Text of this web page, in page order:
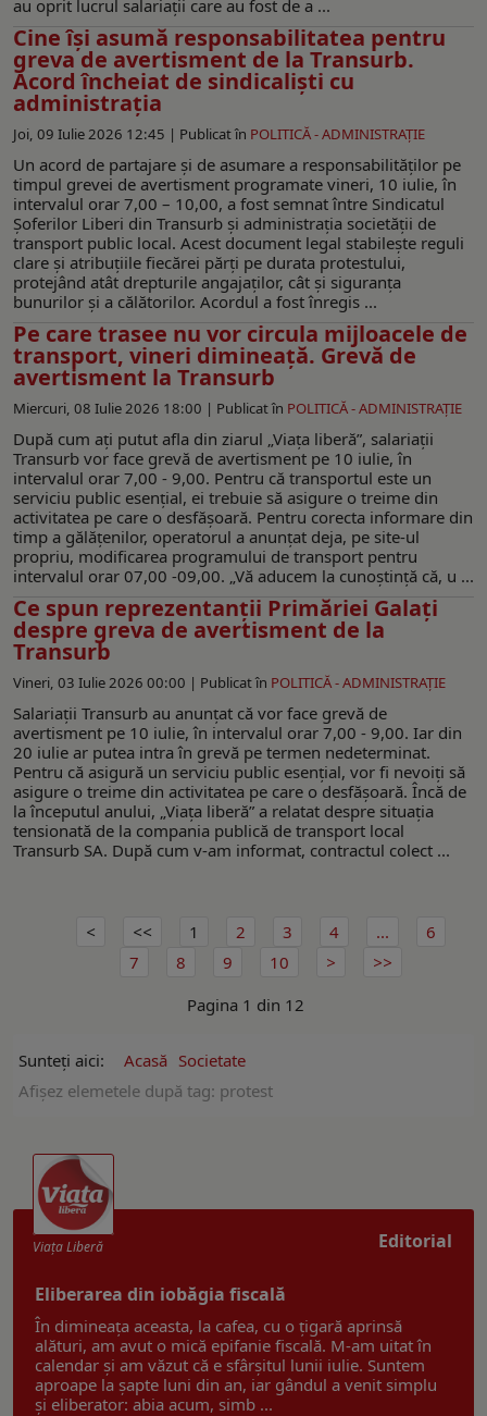
au oprit lucrul salariaţii care au fost de a ...
Cine îşi asumă responsabilitatea pentru
greva de avertisment de la Transurb.
Acord încheiat de sindicalişti cu
administraţia
Joi, 09 Iulie 2026 12:45 | Publicat în POLITICĂ - ADMINISTRAŢIE
Un acord de partajare şi de asumare a responsabilităţilor pe
timpul grevei de avertisment programate vineri, 10 iulie, în
intervalul orar 7,00 – 10,00, a fost semnat între Sindicatul
Şoferilor Liberi din Transurb şi administraţia societăţii de
transport public local. Acest document legal stabilește reguli
clare și atribuțiile fiecărei părți pe durata protestului,
protejând atât drepturile angajaților, cât și siguranța
bunurilor şi a călătorilor. Acordul a fost înregis ...
Pe care trasee nu vor circula mijloacele de
transport, vineri dimineață. Grevă de
avertisment la Transurb
Miercuri, 08 Iulie 2026 18:00 | Publicat în POLITICĂ - ADMINISTRAŢIE
După cum ați putut afla din ziarul „Viața liberă”, salariații
Transurb vor face grevă de avertisment pe 10 iulie, în
intervalul orar 7,00 - 9,00. Pentru că transportul este un
serviciu public esențial, ei trebuie să asigure o treime din
activitatea pe care o desfășoară. Pentru corecta informare din
timp a gălățenilor, operatorul a anunțat deja, pe site-ul
propriu, modificarea programului de transport pentru
intervalul orar 07,00 -09,00. „Vă aducem la cunoștință că, u ...
Ce spun reprezentanții Primăriei Galați
despre greva de avertisment de la
Transurb
Vineri, 03 Iulie 2026 00:00 | Publicat în POLITICĂ - ADMINISTRAŢIE
Salariaţii Transurb au anunţat că vor face grevă de
avertisment pe 10 iulie, în intervalul orar 7,00 - 9,00. Iar din
20 iulie ar putea intra în grevă pe termen nedeterminat.
Pentru că asigură un serviciu public esențial, vor fi nevoiți să
asigure o treime din activitatea pe care o desfășoară. Încă de
la începutul anului, „Viața liberă” a relatat despre situația
tensionată de la compania publică de transport local
Transurb SA. După cum v-am informat, contractul colect ...
1 2 3 4 ...
6
7
8 9
10
Pagina 1 din 12
Sunteți aici: Acasă Societate
Afişez elemetele după tag: protest
Editorial
Viaţa Liberă
Eliberarea din iobăgia fiscală
În dimineața aceasta, la cafea, cu o țigară aprinsă
alături, am avut o mică epifanie fiscală. M-am uitat în
calendar și am văzut că e sfârșitul lunii iulie. Suntem
aproape la șapte luni din an, iar gândul a venit simplu
și eliberator: abia acum, simb ...